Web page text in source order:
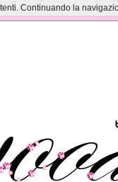
Continuando la